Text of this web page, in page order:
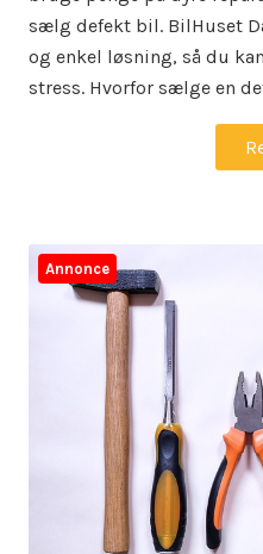
sælg defekt bil. BilHuset
og enkel løsning, så du
stress. Hvorfor sælge en
Annonce